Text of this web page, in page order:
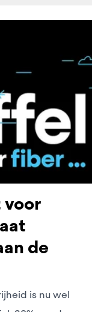
de
is nu wel